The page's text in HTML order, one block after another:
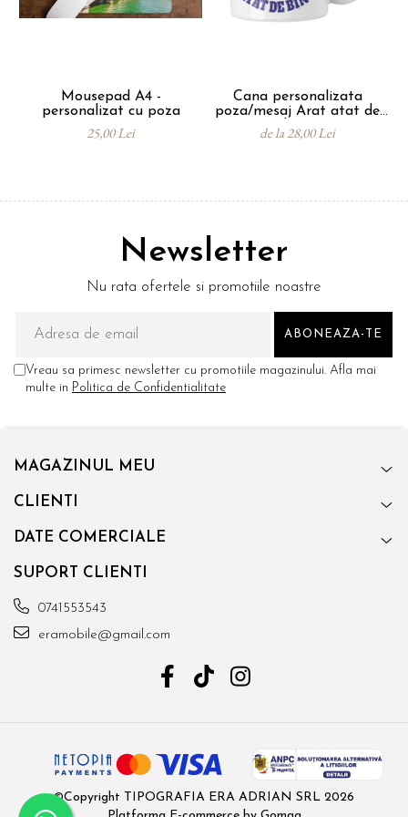
semilucios.
Cutia contine si suportul de birou.
Plăcile de ardezie sunt un cadou special
Mousepad A4 -
personalizat cu poza
25,00 Lei
Cana personalizata
poza/mesaj Arat atat de
bine
de la 28,00 Lei
Newsletter
Nu rata ofertele si promotiile noastre
Vreau sa primesc newsletter cu promotiile magazinului. Afla mai
multe in Politica de Confidentialitate
MAGAZINUL MEU
CLIENTI
DATE COMERCIALE
SUPORT CLIENTI
0741553543
eramobile@gmail.com
©Copyright TIPOGRAFIA ERA ADRIAN SRL 2026